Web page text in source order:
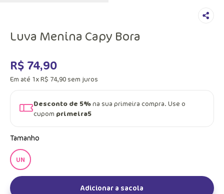
Luva Menina Capy Bora
R$ 74,90
Em até 1xR$ 74,90 sem juros
Desconto de 5%na sua primeira compra. Use o
cupom primeira5
Tamanho
UN
Adicionar a sacola